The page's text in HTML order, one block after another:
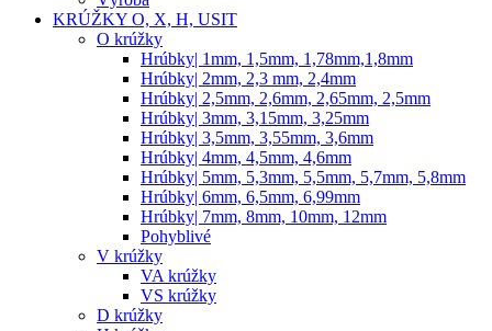
KRÚŽKY O, X, H, USIT
O krúžky
Hrúbky| 1mm, 1,5mm, 1,78mm,1,8mm
Hrúbky| 2mm, 2,3 mm, 2,4mm
Hrúbky| 2,5mm, 2,6mm, 2,65mm, 2,5mm
Hrúbky| 3mm, 3,15mm, 3,25mm
Hrúbky| 3,5mm, 3,55mm, 3,6mm
Hrúbky| 4mm, 4,5mm, 4,6mm
Hrúbky| 5mm, 5,3mm, 5,5mm, 5,7mm, 5,8mm
Hrúbky| 6mm, 6,5mm, 6,99mm
Hrúbky| 7mm, 8mm, 10mm, 12mm
Pohyblivé
V krúžky
VA krúžky
VS krúžky
D krúžky